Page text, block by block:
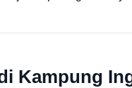
Kampung